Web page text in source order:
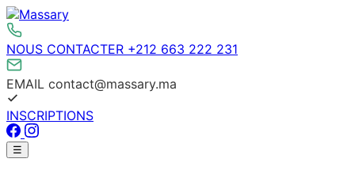
Aller
au
contenu
NOUS CONTACTER +212 663 222 231
EMAIL contact@massary.ma
INSCRIPTIONS
Facebook
Instagram
Menu
principal
☰